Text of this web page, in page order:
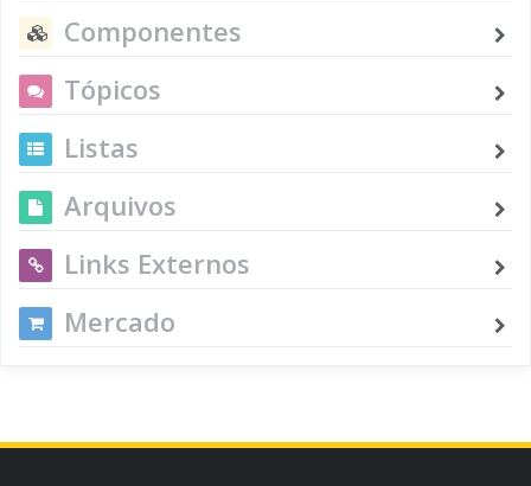
Componentes
Tópicos
Listas
Arquivos
Links Externos
Mercado